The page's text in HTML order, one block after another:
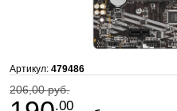
Артикул:479486
206,00 руб.
.00